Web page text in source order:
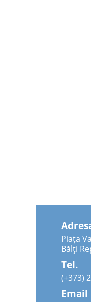
Piața
Bălți
Tel.
(+373)
Email